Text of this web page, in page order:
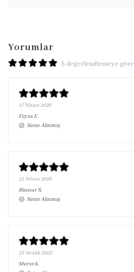
Yorumlar
5 değerlendirmeye göre
17 Nisan 2026
FeyzaE.
Satın Alınmış
15 Nisan 2026
BinnurS.
Satın Alınmış
25 Aralık 2025
Mervek.